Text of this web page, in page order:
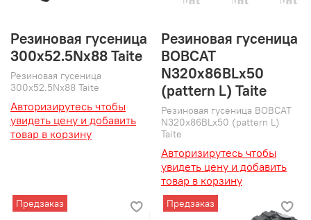
Резиновая гусеница
300x52.5Nx88 Taite
Резиновая гусеница
300x52.5Nx88 Taite
Авторизирутесь чтобы
увидеть цену и добавить
товар в корзину
Резиновая гусеница
BOBCAT
N320x86BLx50
(pattern L) Taite
Резиновая гусеница BOBCAT
N320x86BLx50 (pattern L)
Taite
Авторизирутесь чтобы
увидеть цену и добавить
товар в корзину
Предзаказ Предзаказ